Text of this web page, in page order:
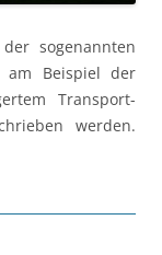
sogenannten
am Beispiel der
Transport-
werden.